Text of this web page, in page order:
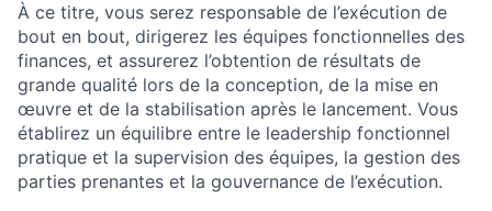
À ce titre, vous serez responsable de l’exécution de
bout en bout, dirigerez les équipes fonctionnelles des
finances, et assurerez l’obtention de résultats de
grande qualité lors de la conception, de la mise en
œuvre et de la stabilisation après le lancement. Vous
établirez un équilibre entre le leadership fonctionnel
pratique et la supervision des équipes, la gestion des
parties prenantes et la gouvernance de l’exécution.